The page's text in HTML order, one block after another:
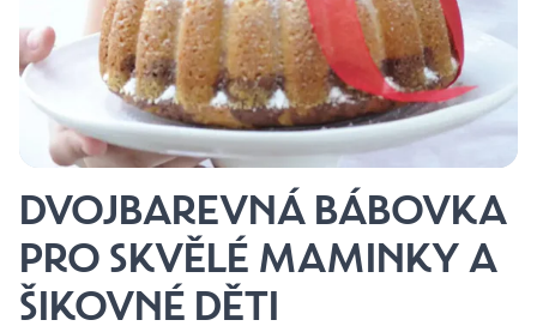
DVOJBAREVNÁ BÁBOVKA
PRO SKVĚLÉ MAMINKY A
ŠIKOVNÉ DĚTI